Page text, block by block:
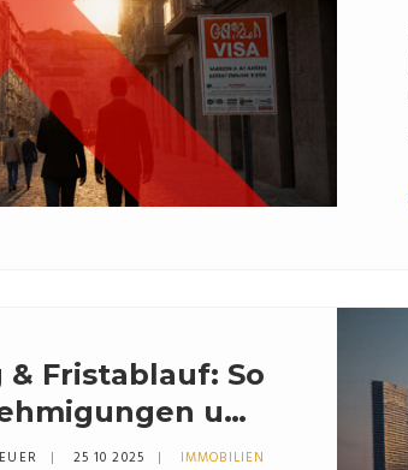
Fristablauf: So
und
tun können
25 10 2025 IMMOBILIEN